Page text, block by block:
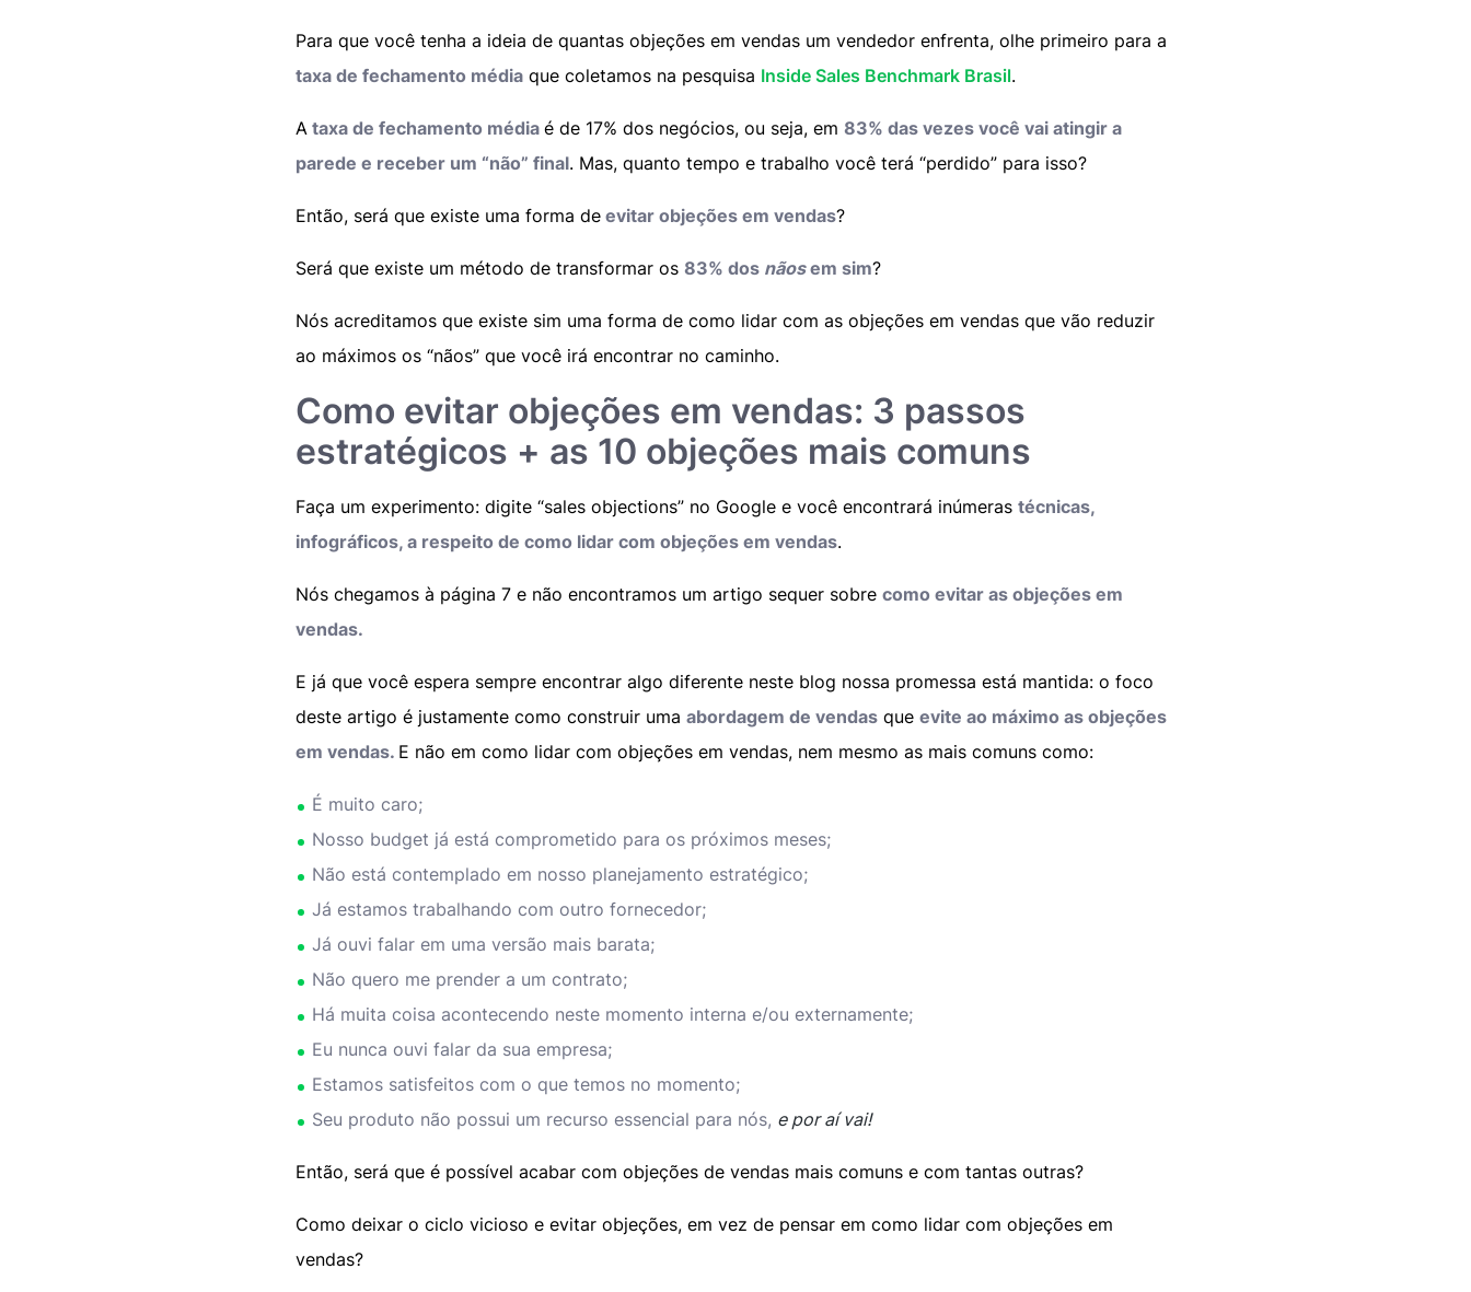
Para que você tenha a ideia de quantas objeções em vendas um vendedor enfrenta, olhe primeiro para a
taxa de fechamento médiaque coletamos na pesquisa Inside Sales Benchmark Brasil.
Ataxa de fechamento média é de 17% dos negócios, ou seja, em 83% das vezes você vai atingir a
parede e receber um “não” final. Mas, quanto tempo e trabalho você terá “perdido” para isso?
Então, será que existe uma forma deevitar objeções em vendas?
Será que existe um método de transformar os 83% dos nãosem sim?
Nós acreditamos que existe sim uma forma de como lidar com as objeções em vendas que vão reduzir
ao máximos os “nãos” que você irá encontrar no caminho.
Como evitar objeções em vendas: 3 passos
estratégicos + as 10 objeções mais comuns
Faça um experimento: digite “sales objections” no Google e você encontrará inúmeras técnicas,
infográficos, a respeito de como lidar com objeções em vendas.
Nós chegamos à página 7 e não encontramos um artigo sequer sobre como evitar as objeções em
vendas.
E já que você espera sempre encontrar algo diferente neste blog nossa promessa está mantida: o foco
deste artigo é justamente como construir uma abordagem de vendasque evite ao máximo as objeções
em vendas. E não em como lidar com objeções em vendas, nem mesmo as mais comuns como:
É muito caro;
Nosso budget já está comprometido para os próximos meses;
Não está contemplado em nosso planejamento estratégico;
Já estamos trabalhando com outro fornecedor;
Já ouvi falar em uma versão mais barata;
Não quero me prender a um contrato;
Há muita coisa acontecendo neste momento interna e/ou externamente;
Eu nunca ouvi falar da sua empresa;
Estamos satisfeitos com o que temos no momento;
Seu produto não possui um recurso essencial para nós, e por aí vai!
Então, será que é possível acabar com objeções de vendas mais comuns e com tantas outras?
Como deixar o ciclo vicioso e evitar objeções, em vez de pensar em como lidar com objeções em
vendas?